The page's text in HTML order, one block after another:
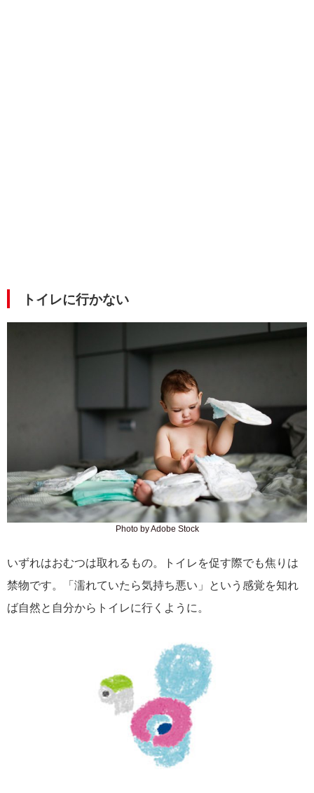
トイレに行かない
Photo by Adobe Stock
いずれはおむつは取れるもの。トイレを促す際でも焦りは
禁物です。「濡れていたら気持ち悪い」という感覚を知れ
ば自然と自分からトイレに行くように。